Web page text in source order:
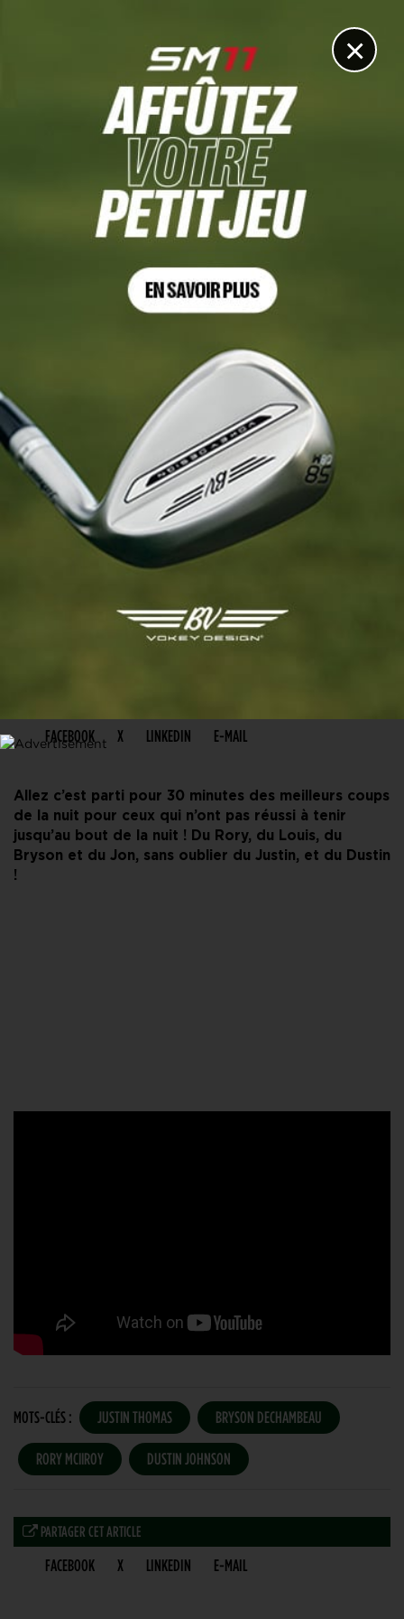
×
FACEBOOK X LINKEDIN E-MAIL
Allez c’est parti pour 30 minutes des meilleurs coups
de la nuit pour ceux qui n’ont pas réussi à tenir
jusqu’au bout de la nuit ! Du Rory, du Louis, du
Bryson et du Jon, sans oublier du Justin, et du Dustin
!
MOTS-CLÉS : JUSTIN THOMAS BRYSON DECHAMBEAU
RORY MCIIROY DUSTIN JOHNSON
PARTAGER CET ARTICLE
FACEBOOK X LINKEDIN E-MAIL